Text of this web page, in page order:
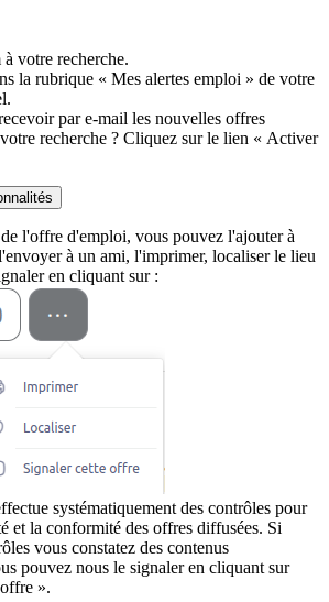
votre recherche.
la rubrique « Mes alertes emploi » de votre
par e-mail les nouvelles offres
recherche ? Cliquez sur le lien « Activer
l'offre d'emploi, vous pouvez l'ajouter à
à un ami, l'imprimer, localiser le lieu
en cliquant sur :
systématiquement des contrôles pour
et la conformité des offres diffusées. Si
vous constatez des contenus
pouvez nous le signaler en cliquant sur
».